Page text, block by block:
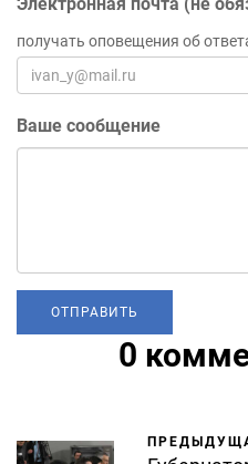
получать оповещения об
Ваше сообщение
0